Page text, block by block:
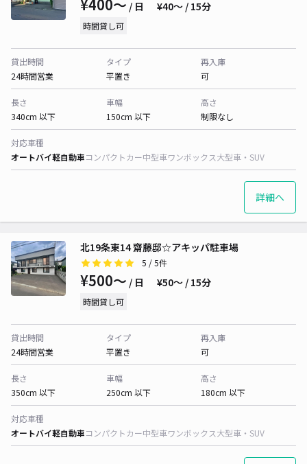
¥400〜 / 日 ¥40〜 / 15分
時間貸し可
貸出時間
24時間営業
タイプ
平置き
再入庫
可
長さ
340cm 以下
車幅
150cm 以下
高さ
制限なし
対応車種
オートバイ軽自動車コンパクトカー中型車ワンボックス大型車・SUV
詳細へ
北19条東14 齋藤邸☆アキッパ駐車場
5 / 5件
¥500〜 / 日 ¥50〜 / 15分
時間貸し可
貸出時間
24時間営業
タイプ
平置き
再入庫
可
長さ
350cm 以下
車幅
250cm 以下
高さ
180cm 以下
対応車種
オートバイ軽自動車コンパクトカー中型車ワンボックス大型車・SUV